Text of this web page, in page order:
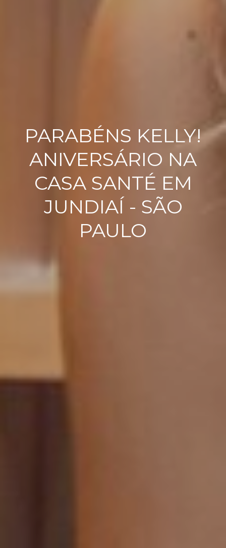
PARABÉNS KELLY!
ANIVERSÁRIO NA
CASA SANTÉ EM
JUNDIAÍ - SÃO
PAULO